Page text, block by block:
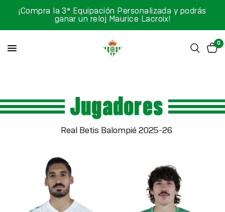
¡Compra la 3ª Equipación Personalizada y podrás
ganar un reloj Maurice Lacroix!
0
Jugadores
Real Betis Balompié 2025-26